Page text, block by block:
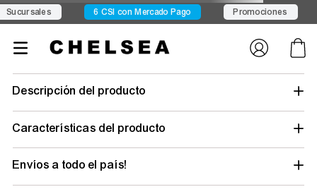
6 CSI con Mercado Pago Promociones
Descripción del producto
Características del producto
Envíos a todo el país!